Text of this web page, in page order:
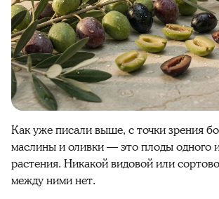
Как уже писали выше, с точки зрения
маслины и оливки — это плоды одного
растения. Никакой видовой или
между ними нет.